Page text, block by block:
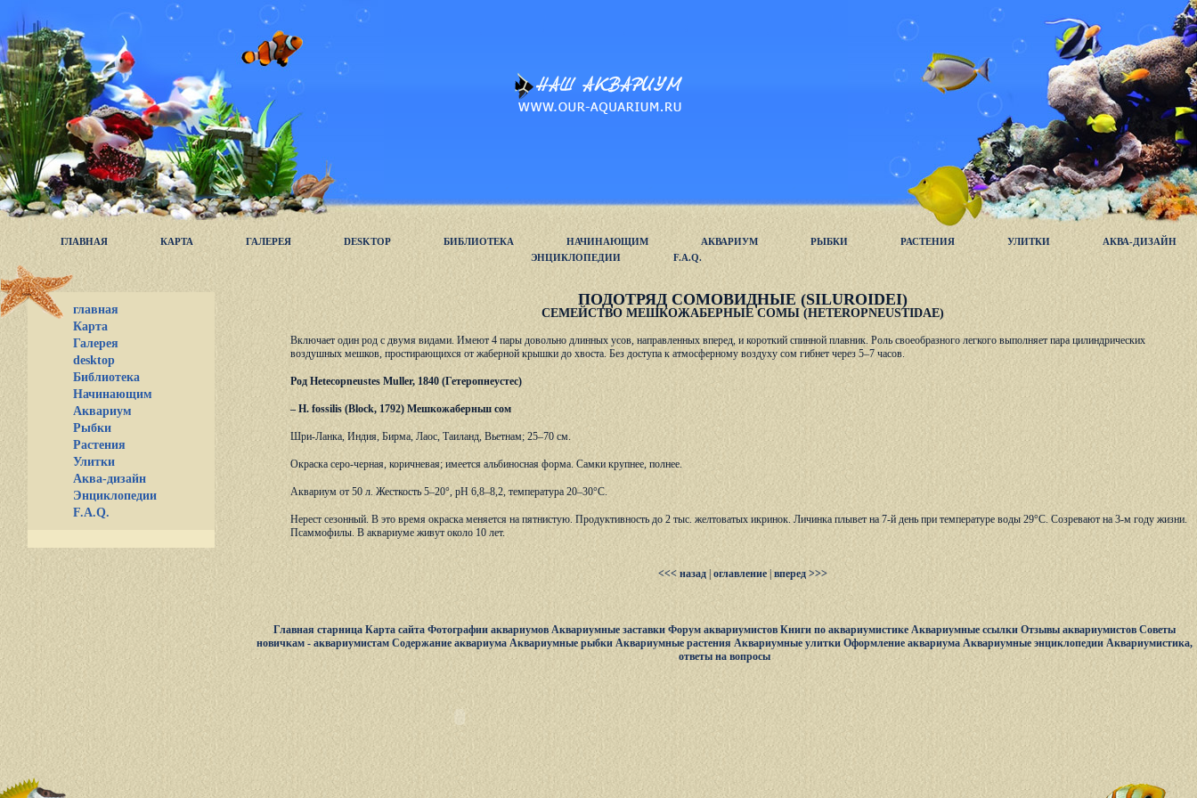
ГЛАВНАЯ КАРТА ГАЛЕРЕЯ DESKTOP БИБЛИОТЕКА НАЧИНАЮЩИМ АКВАРИУМ РЫБКИ РАСТЕНИЯ УЛИТКИ
АКВА-ДИЗАЙН
ЭНЦИКЛОПЕДИИ
F.A.Q.
главная
Карта
Галерея
desktop
Библиотека
Начинающим
Аквариум
Рыбки
Растения
Улитки
Аква-дизайн
Энциклопедии
F.A.Q.
ПОДОТРЯД СОМОВИДНЫЕ (SILUROIDEI)
СЕМЕЙСТВО МЕШКОЖАБЕРНЫЕ СОМЫ (HETEROPNEUSTIDAE)
Включает один род с двумя видами. Имеют 4 пары довольно длинных усов, направленных вперед, и короткий спинной плавник. Роль своеобразного легкого выполняет пара цилиндрических
воздушных мешков, простирающихся от жаберной крышки до хвоста. Без доступа к атмосферному воздуху сом гибнет через 5–7 часов.
Род Hetecopneustes Muller, 1840 (Гетеропнеустес)
– Н. fossilis (Block, 1792) Мешкожаберньш сом
Шри-Ланка, Индия, Бирма, Лаос, Таиланд, Вьетнам; 25–70 см.
Окраска серо-черная, коричневая; имеется альбиносная форма. Самки крупнее, полнее.
Аквариум от 50 л. Жесткость 5–20°, рН 6,8–8,2, температура 20–30°С.
Нерест сезонный. В это время окраска меняется на пятнистую. Продуктивность до 2 тыс. желтоватых икринок. Личинка плывет на 7-й день при температуре воды 29°С. Созревают на 3-м году жизни.
Псаммофилы. В аквариуме живут около 10 лет.
<<< назад оглавление|вперед >>>
Главная старница Карта сайта Фотографии аквариумов Аквариумные заставки Форум аквариумистов Книги по аквариумистике Аквариумные ссылки Отзывы аквариумистов Советы
новичкам - аквариумистам Содержание аквариума Аквариумные рыбки Аквариумные растения Аквариумные улитки Оформление аквариума Аквариумные энциклопедии Аквариумистика,
ответы на вопросы